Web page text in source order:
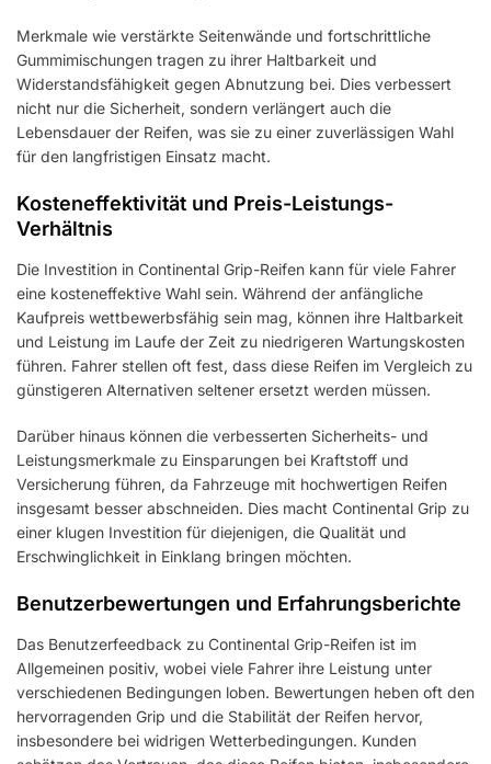
Merkmale wie verstärkte Seitenwände und fortschrittliche
Gummimischungen tragen zu ihrer Haltbarkeit und
Widerstandsfähigkeit gegen Abnutzung bei. Dies verbessert
nicht nur die Sicherheit, sondern verlängert auch die
Lebensdauer der Reifen, was sie zu einer zuverlässigen Wahl
für den langfristigen Einsatz macht.
Kosteneffektivität und Preis-Leistungs-
Verhältnis
Die Investition in Continental Grip-Reifen kann für viele Fahrer
eine kosteneffektive Wahl sein. Während der anfängliche
Kaufpreis wettbewerbsfähig sein mag, können ihre Haltbarkeit
und Leistung im Laufe der Zeit zu niedrigeren Wartungskosten
führen. Fahrer stellen oft fest, dass diese Reifen im Vergleich zu
günstigeren Alternativen seltener ersetzt werden müssen.
Darüber hinaus können die verbesserten Sicherheits- und
Leistungsmerkmale zu Einsparungen bei Kraftstoff und
Versicherung führen, da Fahrzeuge mit hochwertigen Reifen
insgesamt besser abschneiden. Dies macht Continental Grip zu
einer klugen Investition für diejenigen, die Qualität und
Erschwinglichkeit in Einklang bringen möchten.
Benutzerbewertungen und Erfahrungsberichte
Das Benutzerfeedback zu Continental Grip-Reifen ist im
Allgemeinen positiv, wobei viele Fahrer ihre Leistung unter
verschiedenen Bedingungen loben. Bewertungen heben oft den
hervorragenden Grip und die Stabilität der Reifen hervor,
insbesondere bei widrigen Wetterbedingungen. Kunden